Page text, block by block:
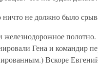
не должно было
Гена и командир
Вскоре